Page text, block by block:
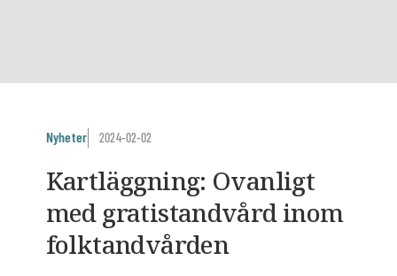
Nyheter 2024-02-02
Kartläggning: Ovanligt
med gratistandvård inom
folktandvården